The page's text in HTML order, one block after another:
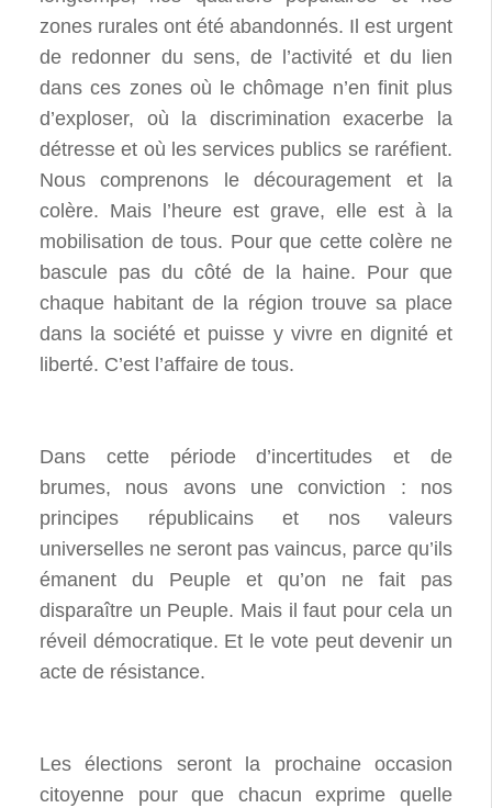
zones rurales ont été abandonnés. Il est urgent
de redonner du sens, de l’activité et du lien
dans ces zones où le chômage n’en finit plus
d’exploser, où la discrimination exacerbe la
détresse et où les services publics se raréfient.
Nous comprenons le découragement et la
colère. Mais l’heure est grave, elle est à la
mobilisation de tous. Pour que cette colère ne
bascule pas du côté de la haine. Pour que
chaque habitant de la région trouve sa place
dans la société et puisse y vivre en dignité et
liberté. C’est l’affaire de tous.
Dans cette période d’incertitudes et de
brumes, nous avons une conviction : nos
principes républicains et nos valeurs
universelles ne seront pas vaincus, parce qu’ils
émanent du Peuple et qu’on ne fait pas
disparaître un Peuple. Mais il faut pour cela un
réveil démocratique. Et le vote peut devenir un
acte de résistance.
Les élections seront la prochaine occasion
citoyenne pour que chacun exprime quelle